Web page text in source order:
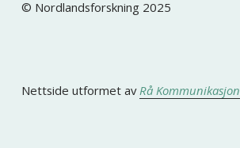
© Nordlandsforskning 2025
Nettside utformet av Rå Kommunikasjon